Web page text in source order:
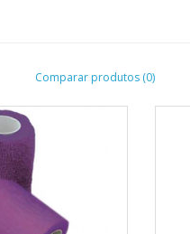
Comparar produtos (0)